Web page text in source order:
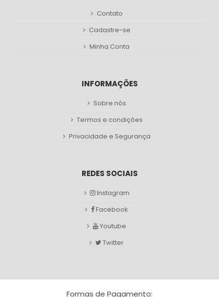
Contato
Cadastre-se
Minha Conta
INFORMAÇÕES
Sobre nós
Termos e condições
Privacidade e Segurança
REDES SOCIAIS
Instagram
Facebook
Youtube
Twitter
Formas de Pagamento: